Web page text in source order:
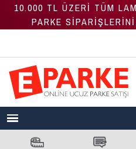
10.000 TL ÜZERİ TÜM
PARKE